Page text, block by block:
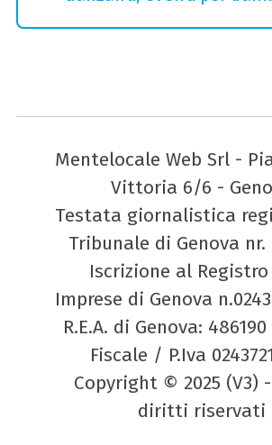
Mentelocale Web Srl -
Vittoria 6/6 -
Testata giornalistica
Tribunale di Genova nr.
Iscrizione al
Imprese di Genova
R.E.A. di Genova:
Fiscale / P.Iva
Copyright © 2025 (V3)
diritti riservati